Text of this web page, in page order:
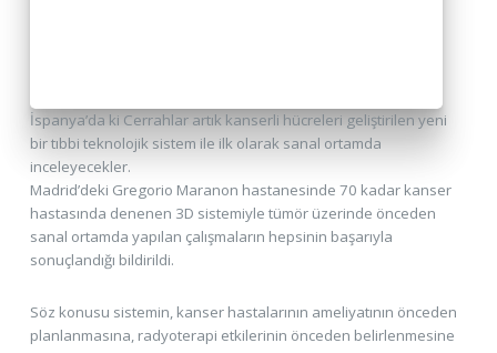
İspanya’da ki Cerrahlar artık kanserli hücreleri geliştirilen yeni
bir tıbbi teknolojik sistem ile ilk olarak sanal ortamda
inceleyecekler.
Madrid’deki Gregorio Maranon hastanesinde 70 kadar kanser
hastasında denenen 3D sistemiyle tümör üzerinde önceden
sanal ortamda yapılan çalışmaların hepsinin başarıyla
sonuçlandığı bildirildi.
Söz konusu sistemin, kanser hastalarının ameliyatının önceden
planlanmasına, radyoterapi etkilerinin önceden belirlenmesine